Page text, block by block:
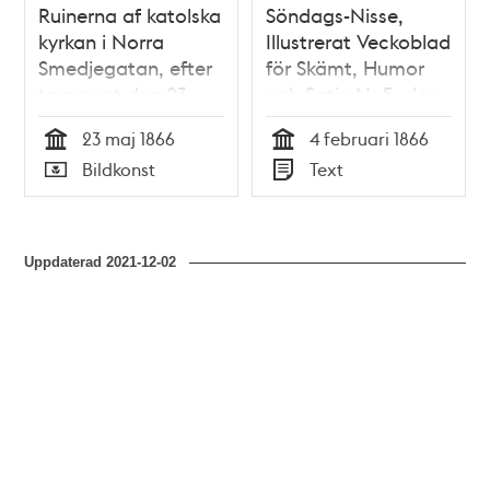
Ruinerna af katolska
kyrkan i Norra
Smedjegatan, efter
tornraset den 23
maj. Litografi i Ny
Illustrerad Tidning,
nr 22 den 2 juni 1866
Tid
23 maj 1866
Typ
Bildkonst
Söndags-Nisse,
Illustrerat Veckoblad
för Skämt, Humor
och Satir, Nr 5, den
4 februari 1866
Tid
4 februari 1866
Typ
Text
Uppdaterad2021-12-02